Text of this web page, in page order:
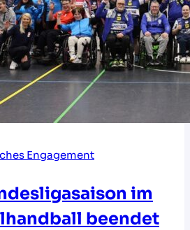
Engagement
im
beendet